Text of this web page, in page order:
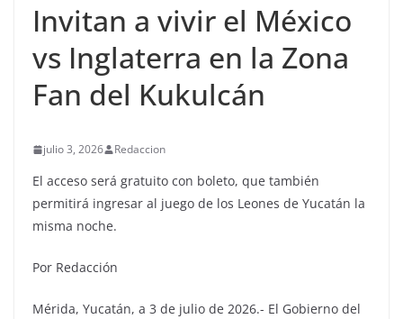
Invitan a vivir el México
vs Inglaterra en la Zona
Fan del Kukulcán
julio 3, 2026 Redaccion
El acceso será gratuito con boleto, que también
permitirá ingresar al juego de los Leones de Yucatán la
misma noche.
Por Redacción
Mérida, Yucatán, a 3 de julio de 2026.- El Gobierno del